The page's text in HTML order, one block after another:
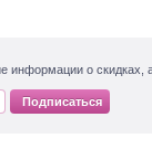
информации о скидках,
Подписаться